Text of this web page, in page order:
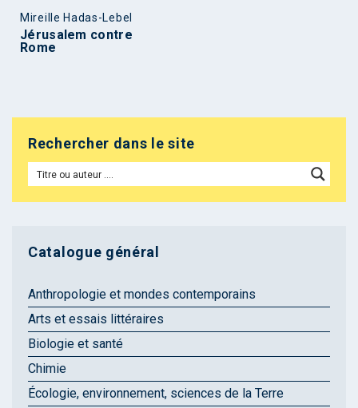
Mireille Hadas-Lebel
Jérusalem contre
Rome
Rechercher dans le site
Catalogue général
Anthropologie et mondes contemporains
Arts et essais littéraires
Biologie et santé
Chimie
Écologie, environnement, sciences de la Terre